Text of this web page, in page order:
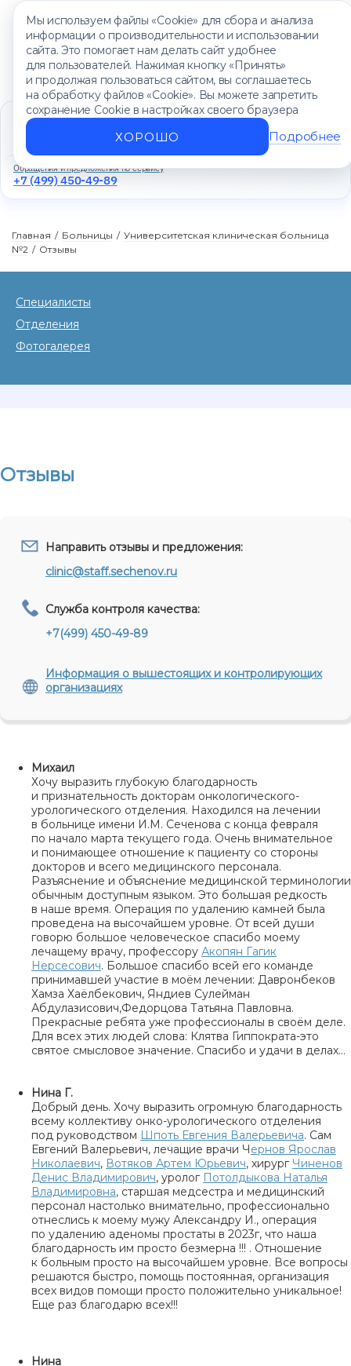
Мы используем файлы «Cookie» для сбора и анализа
информации о производительности и использовании
сайта. Это помогает нам делать сайт удобнее
для пользователей. Нажимая кнопку «Принять»
и продолжая пользоваться сайтом, вы соглашаетесь
на обработку файлов «Cookie». Вы можете запретить
сохранение Cookie в настройках своего браузера
ХОРОШО Подробнее
Единый контакт-центр
+7 (499) 450-88-89
Ежедневно с 8:00 до 20:00
Обращения и предложения по сервису
+7 (499) 450-49-89
Главная / Больницы / Университетская клиническая больница
№2 / Отзывы
Отзывы
Направить отзывы и предложения:
clinic@staff.sechenov.ru
Служба контроля качества:
+7(499) 450-49-89
Информация о вышестоящих и контролирующих
организациях
Михаил
Хочу выразить глубокую благодарность
и признательность докторам онкологического-
урологического отделения. Находился на лечении
в больнице имени И.М. Сеченова с конца февраля
по начало марта текущего года. Очень внимательное
и понимающее отношение к пациенту со стороны
докторов и всего медицинского персонала.
Разъяснение и объяснение медицинской терминологии
обычным доступным языком. Это большая редкость
в наше время. Операция по удалению камней была
проведена на высочайшем уровне. От всей души
говорю большое человеческое спасибо моему
лечащему врачу, профессору Акопян Гагик
Нерсесович. Большое спасибо всей его команде
принимавшей участие в моём лечении: Давронбеков
Хамза Хаёлбекович, Яндиев Сулейман
Абдулазисович,Федорцова Татьяна Павловна.
Прекрасные ребята уже профессионалы в своём деле.
Для всех этих людей слова: Клятва Гиппократа-это
святое смысловое значение. Спасибо и удачи в делах…
Нина Г.
Добрый день. Хочу выразить огромную благодарность
всему коллективу онко-урологического отделения
под руководством Шпоть Евгения Валерьевича. Сам
Евгений Валерьевич, лечащие врачи Чернов Ярослав
Николаевич, Вотяков Артем Юрьевич, хирург Чиненов
Денис Владимирович, уролог Потолдыкова Наталья
Владимировна, старшая медсестра и медицинский
персонал настолько внимательно, профессионально
отнеслись к моему мужу Александру И., операция
по удалению аденомы простаты в 2023г, что наша
благодарность им просто безмерна !!! . Отношение
к больным просто на высочайшем уровне. Все вопросы
решаются быстро, помощь постоянная, организация
всех видов помощи просто положительно уникальное!
Еще раз благодарю всех!!!
Нина
Специалисты
Отделения
Фотогалерея